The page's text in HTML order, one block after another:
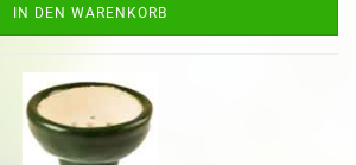
IN DEN WARENKORB